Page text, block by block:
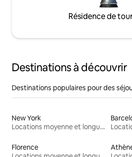
Résidence de
Destinations à découvrir
Destinations populaires pour des
New York
Locations moyenne et longue durée
Florence